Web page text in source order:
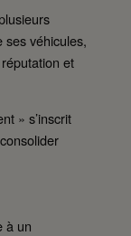
ses véhicules,
et
» s’inscrit
à un